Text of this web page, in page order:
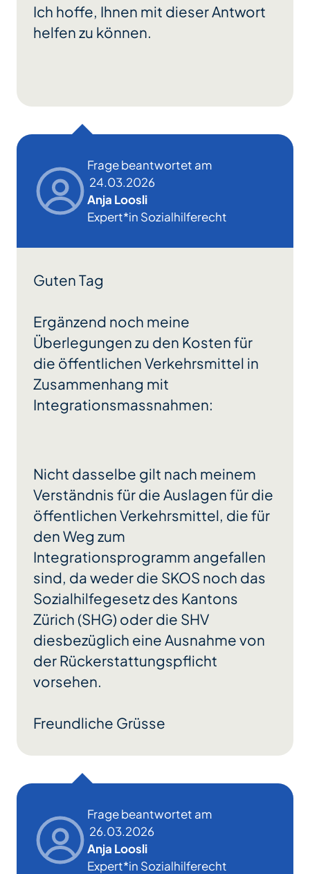
Ich hoffe, Ihnen mit dieser Antwort
helfen zu können.
Frage beantwortet am
24.03.2026
Anja Loosli
Expert*in Sozialhilferecht
Guten Tag
Ergänzend noch meine
Überlegungen zu den Kosten für
die öffentlichen Verkehrsmittel in
Zusammenhang mit
Integrationsmassnahmen:
Nicht dasselbe gilt nach meinem
Verständnis für die Auslagen für die
öffentlichen Verkehrsmittel, die für
den Weg zum
Integrationsprogramm angefallen
sind, da weder die SKOS noch das
Sozialhilfegesetz des Kantons
Zürich (SHG) oder die SHV
diesbezüglich eine Ausnahme von
der Rückerstattungspflicht
vorsehen.
Freundliche Grüsse
Frage beantwortet am
26.03.2026
Anja Loosli
Expert*in Sozialhilferecht